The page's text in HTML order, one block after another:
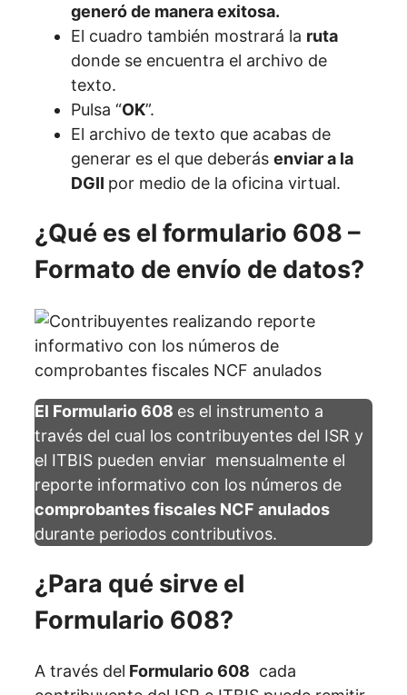
generó de manera exitosa.
El cuadro también mostrará la ruta
donde se encuentra el archivo de
texto.
Pulsa “OK”.
El archivo de texto que acabas de
generar es el que deberás enviar a la
DGII por medio de la oficina virtual.
¿Qué es el formulario 608 –
Formato de envío de datos?
El Formulario 608 es el instrumento a
través del cual los contribuyentes del ISR y
el ITBIS pueden enviar mensualmente el
reporte informativo con los números de
comprobantes fiscales NCF anulados
durante periodos contributivos.
¿Para qué sirve el
Formulario 608?
A través del Formulario 608 cada